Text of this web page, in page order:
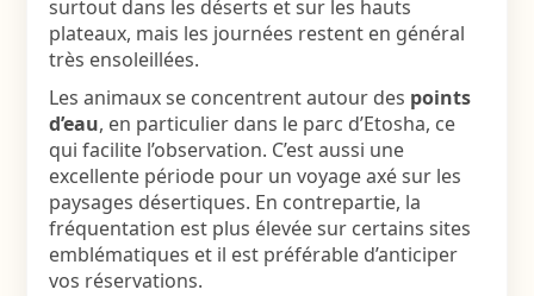
surtout dans les déserts et sur les hauts
plateaux, mais les journées restent en général
très ensoleillées.
Les animaux se concentrent autour des points
d’eau, en particulier dans le parc d’Etosha, ce
qui facilite l’observation. C’est aussi une
excellente période pour un voyage axé sur les
paysages désertiques. En contrepartie, la
fréquentation est plus élevée sur certains sites
emblématiques et il est préférable d’anticiper
vos réservations.